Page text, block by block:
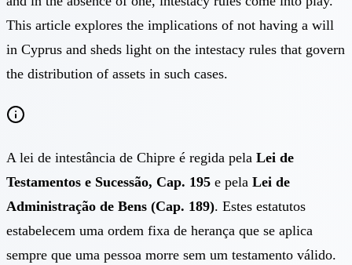
This article explores the implications of not having a will
in Cyprus and sheds light on the intestacy rules that govern
the distribution of assets in such cases.
A lei de intestância de Chipre é regida pela Lei de
Testamentos e Sucessão, Cap. 195 e pela Lei de
Administração de Bens (Cap. 189). Estes estatutos
estabelecem uma ordem fixa de herança que se aplica
sempre que uma pessoa morre sem um testamento válido.